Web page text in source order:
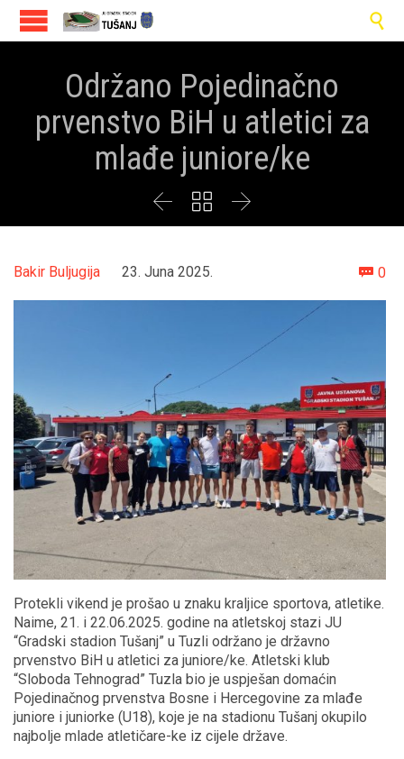

Održano Pojedinačno
prvenstvo BiH u atletici za
mlađe juniore/ke
  
Bakir Buljugija 23. Juna 2025.  0
Protekli vikend je prošao u znaku kraljice sportova, atletike.
Naime, 21. i 22.06.2025. godine na atletskoj stazi JU
“Gradski stadion Tušanj” u Tuzli održano je državno
prvenstvo BiH u atletici za juniore/ke. Atletski klub
“Sloboda Tehnograd” Tuzla bio je uspješan domaćin
Pojedinačnog prvenstva Bosne i Hercegovine za mlađe
juniore i juniorke (U18), koje je na stadionu Tušanj okupilo
najbolje mlade atletičare-ke iz cijele države.